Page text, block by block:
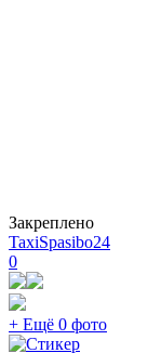
Закреплено
TaxiSpasibo24
0
+ Ещё 0 фото